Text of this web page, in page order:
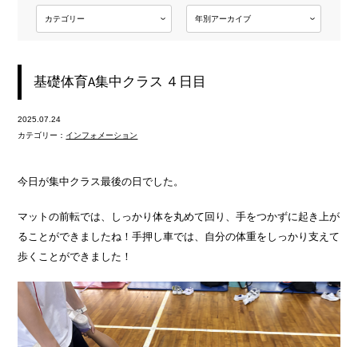
基礎体育A集中クラス ４日目
2025.07.24
カテゴリー： インフォメーション
今日が集中クラス最後の日でした。
マットの前転では、しっかり体を丸めて回り、手をつかずに起き上が
ることができましたね！手押し車では、自分の体重をしっかり支えて
歩くことができました！